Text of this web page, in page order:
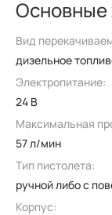
Основные
Вид
дизельное
Электропитание:
24 В
Максимальная
57 л/мин
Тип пистолета:
ручной либо с
Корпус: